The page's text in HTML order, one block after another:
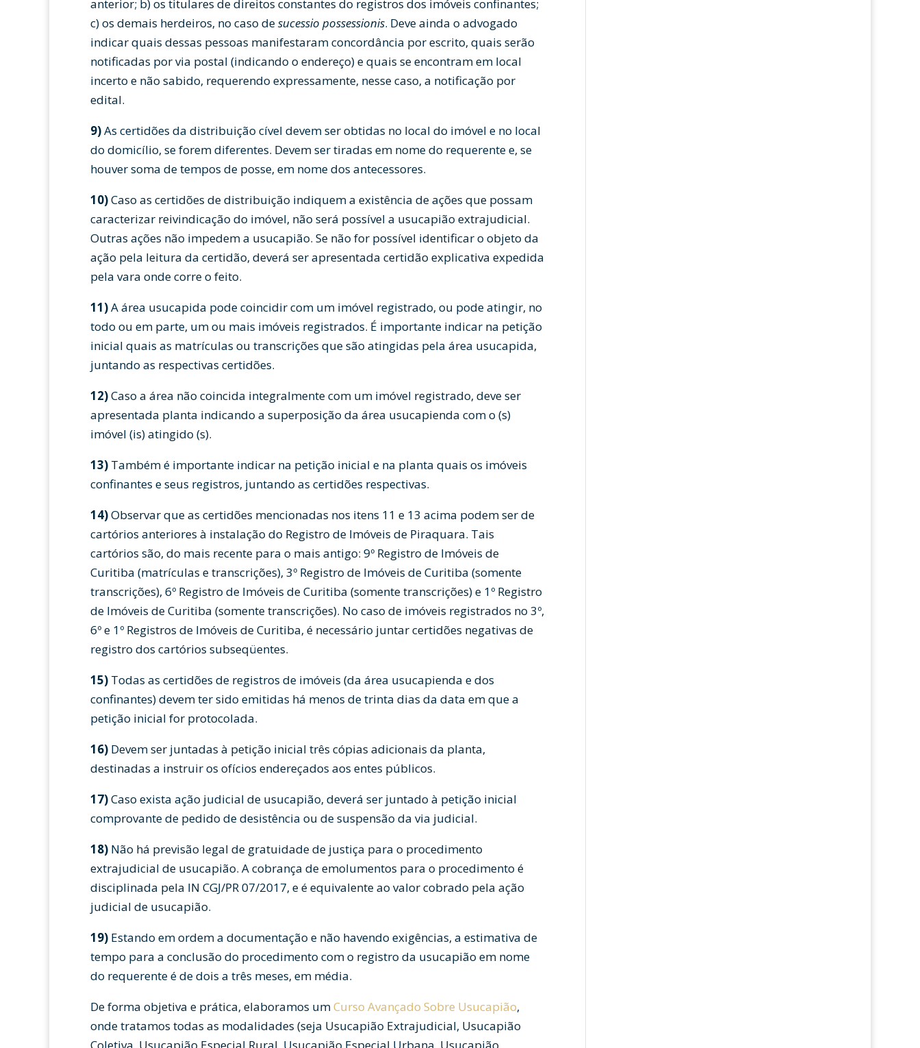
anterior; b) os titulares de direitos constantes do registros dos imóveis confinantes;
c) os demais herdeiros, no caso desucessio possessionis. Deve ainda o advogado
indicar quais dessas pessoas manifestaram concordância por escrito, quais serão
notificadas por via postal (indicando o endereço) e quais se encontram em local
incerto e não sabido, requerendo expressamente, nesse caso, a notificação por
edital.
9)As certidões da distribuição cível devem ser obtidas no local do imóvel e no local
do domicílio, se forem diferentes. Devem ser tiradas em nome do requerente e, se
houver soma de tempos de posse, em nome dos antecessores.
10)Caso as certidões de distribuição indiquem a existência de ações que possam
caracterizar reivindicação do imóvel, não será possível a usucapião extrajudicial.
Outras ações não impedem a usucapião. Se não for possível identificar o objeto da
ação pela leitura da certidão, deverá ser apresentada certidão explicativa expedida
pela vara onde corre o feito.
11)A área usucapida pode coincidir com um imóvel registrado, ou pode atingir, no
todo ou em parte, um ou mais imóveis registrados. É importante indicar na petição
inicial quais as matrículas ou transcrições que são atingidas pela área usucapida,
juntando as respectivas certidões.
12)Caso a área não coincida integralmente com um imóvel registrado, deve ser
apresentada planta indicando a superposição da área usucapienda com o (s)
imóvel (is) atingido (s).
13) Também é importante indicar na petição inicial e na planta quais os imóveis
confinantes e seus registros, juntando as certidões respectivas.
14)Observar que as certidões mencionadas nos itens 11 e 13 acima podem ser de
cartórios anteriores à instalação do Registro de Imóveis de Piraquara. Tais
cartórios são, do mais recente para o mais antigo: 9º Registro de Imóveis de
Curitiba (matrículas e transcrições), 3º Registro de Imóveis de Curitiba (somente
transcrições), 6º Registro de Imóveis de Curitiba (somente transcrições) e 1º Registro
de Imóveis de Curitiba (somente transcrições). No caso de imóveis registrados no 3º,
6º e 1º Registros de Imóveis de Curitiba, é necessário juntar certidões negativas de
registro dos cartórios subseqüentes.
15) Todas as certidões de registros de imóveis (da área usucapienda e dos
confinantes) devem ter sido emitidas há menos de trinta dias da data em que a
petição inicial for protocolada.
16) Devem ser juntadas à petição inicial três cópias adicionais da planta,
destinadas a instruir os ofícios endereçados aos entes públicos.
17)Caso exista ação judicial de usucapião, deverá ser juntado à petição inicial
comprovante de pedido de desistência ou de suspensão da via judicial.
18) Não há previsão legal de gratuidade de justiça para o procedimento
extrajudicial de usucapião. A cobrança de emolumentos para o procedimento é
disciplinada pela IN CGJ/PR 07/2017, e é equivalente ao valor cobrado pela ação
judicial de usucapião.
19) Estando em ordem a documentação e não havendo exigências, a estimativa de
tempo para a conclusão do procedimento com o registro da usucapião em nome
do requerente é de dois a três meses, em média.
De forma objetiva e prática, elaboramos umCurso Avançado Sobre Usucapião,
onde tratamos todas as modalidades (seja Usucapião Extrajudicial, Usucapião